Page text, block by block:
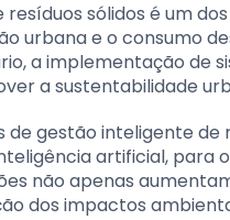
resíduos sólidos é um
urbana e o consumo
a implementação de
a sustentabilidade
de gestão inteligente
artificial, para
não apenas
dos impactos